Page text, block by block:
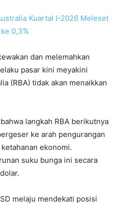
Kuartal I-2026 Meleset
0,3%
dan melemahkan
pasar kini meyakini
(RBA) tidak akan menaikkan
langkah RBA berikutnya
ke arah pengurangan
ekonomi.
suku bunga ini secara
melaju mendekati posisi